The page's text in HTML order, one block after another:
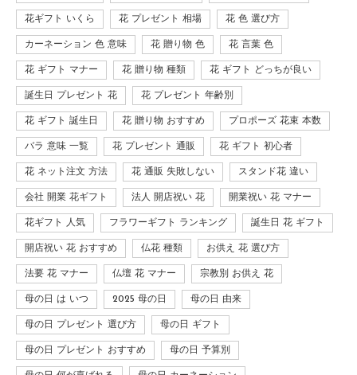
花ギフト いくら 花 プレゼント 相場 花 色 選び方
カーネーション 色 意味 花 贈り物 色 花 言葉 色
花 ギフト マナー 花 贈り物 種類 花 ギフト どっちが良い
誕生日 プレゼント 花 花 プレゼント 年齢別
花 ギフト 誕生日 花 贈り物 おすすめ プロポーズ 花束 本数
バラ 意味 一覧 花 プレゼント 通販 花 ギフト 初心者
花 ネット注文 方法 花 通販 失敗しない スタンド花 違い
会社 開業 花ギフト 法人 開店祝い 花 開業祝い 花 マナー
花ギフト 人気 フラワーギフト ランキング 誕生日 花 ギフト
開店祝い 花 おすすめ 仏花 種類 お供え 花 選び方
法要 花 マナー 仏壇 花 マナー 宗教別 お供え 花
母の日 は いつ 2025 母の日 母の日 由来
母の日 プレゼント 選び方 母の日 ギフト
母の日 プレゼント おすすめ 母の日 予算別